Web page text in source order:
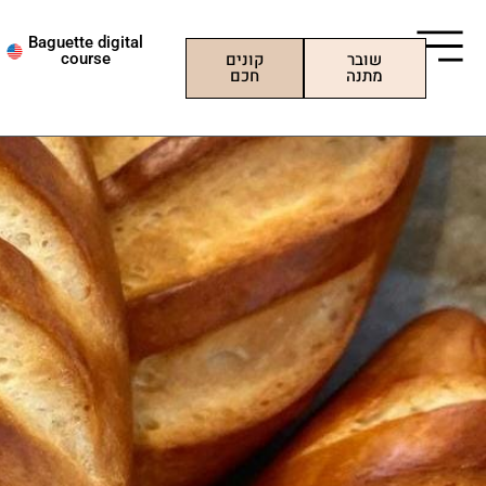
לתוכן
שובר
מתנה
קונים
חכם
Baguette digital
course